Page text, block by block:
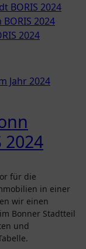
BORIS 2024
2024
2024
Jahr 2024
2024
in einer
wir einen
Bonner Stadtteil
und